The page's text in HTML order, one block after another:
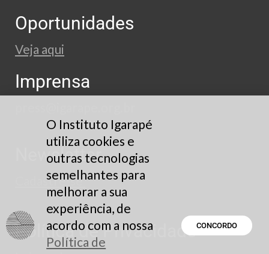
Oportunidades
Veja aqui
Imprensa
Newsletter
Cadastre-se
Política de Privacidade
O Instituto Igarapé
utiliza cookies e
outras tecnologias
semelhantes para
melhorar a sua
experiência, de
acordo com a nossa
Política de
CONCORDO